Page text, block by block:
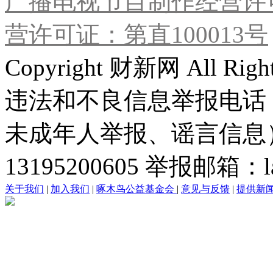
营许可证：第直100013号
Copyright 财新网 All
违法和不良信息举报电
未成年人举报、谣言信
13195200605 举报邮箱
关于我们 | 加入我们 | 啄木鸟公益基金会 | 意见与反馈 | 提供新